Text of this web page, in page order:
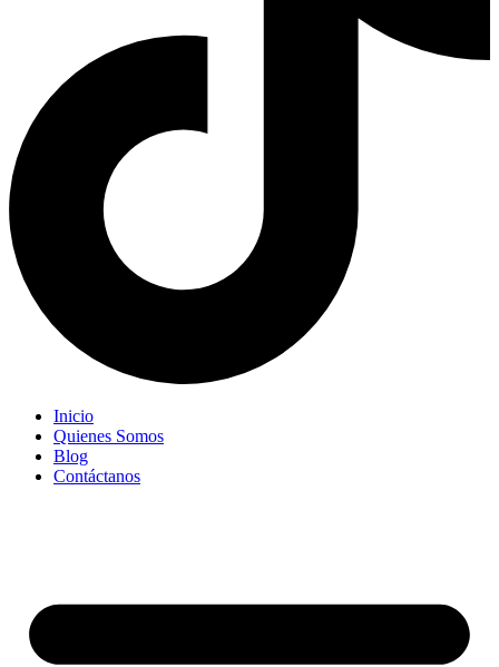
Inicio
Quienes Somos
Blog
Contáctanos